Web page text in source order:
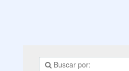
para guardar diversos objetos e